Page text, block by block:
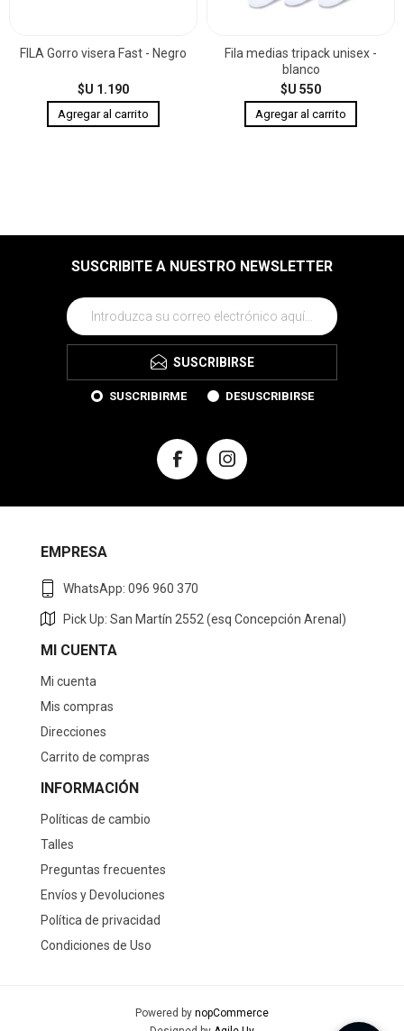
FILA Gorro visera Fast - Negro
$U 1.190
Fila medias tripack unisex -
blanco
$U 550
SUSCRIBITE A NUESTRO NEWSLETTER
SUSCRIBIRSE
SUSCRIBIRME DESUSCRIBIRSE
EMPRESA
WhatsApp: 096 960 370
Pick Up: San Martín 2552 (esq Concepción Arenal)
MI CUENTA
Mi cuenta
Mis compras
Direcciones
Carrito de compras
INFORMACIÓN
Políticas de cambio
Talles
Preguntas frecuentes
Envíos y Devoluciones
Política de privacidad
Condiciones de Uso
Powered by nopCommerce